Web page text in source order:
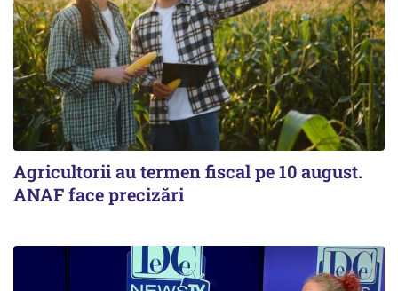
Agricultorii au termen fiscal pe 10 august.
ANAF face precizări